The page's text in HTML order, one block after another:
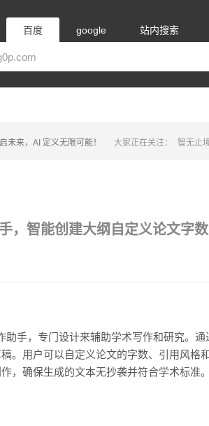
百度 google 站内搜索
大家正在关注： 智无止
未来，AI 定义无限可能！
，智能创建大纲自定义论文字数
助手，专门设计来辅助学术写作和研究。
。用户可以自定义论文的字数、引用风格
，确保生成的文本无抄袭并符合学术标准